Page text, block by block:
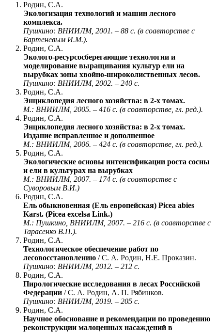
Родин, С.А.
Экологизация технологий и машин лесного
комплекса.
Пушкино: ВНИИЛМ, 2001. – 88 с. (в соавторстве с
Бартеневым И.М.).
Родин, С.А.
Эколого-ресурсосберегающие технологии и
моделирование выращивания культур ели на
вырубках зоны хвойно-широколиственных лесов.
Пушкино: ВНИИЛМ, 2002. – 240 с.
Родин, С.А.
Энциклопедия лесного хозяйства: в 2-х томах.
М.: ВНИИЛМ, 2005. – 416 с. (в соавторстве, гл. ред.).
Родин, С.А.
Энциклопедия лесного хозяйства: в 2-х томах.
Издание исправленное и дополненное
М.: ВНИИЛМ, 2006. – 424 с. (в соавторстве, гл. ред.).
Родин, С.А.
Экологические основы интенсификации роста сосны
и ели в культурах на вырубках
М.: ВНИИЛМ, 2007. – 174 с. (в соавторстве с
Суворовым В.И.)
Родин, С.А.
Ель обыкновенная (Ель европейская) Picea abies
Karst. (Picea excelsa Link.)
М.: Пушкино, ВНИИЛМ, 2007. – 216 с. (в соавторстве с
Тарасенко В.П.).
Родин, С.А.
Технологическое обеспечение работ по
лесовосстановлению / С. А. Родин, Н.Е. Проказин.
Пушкино: ВНИИЛМ, 2012. – 212 с.
Родин, С.А.
Пирологические исследования в лесах Российской
Федерации / С. А. Родин, А. П. Рябинков.
Пушкино: ВНИИЛМ, 2019. – 205 с.
Родин, С.А.
Научное обоснование и рекомендации по проведению
реконструкции малоценных насаждений в